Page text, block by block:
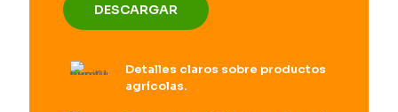
DESCARGAR
Detalles claros sobre productos
agrícolas.